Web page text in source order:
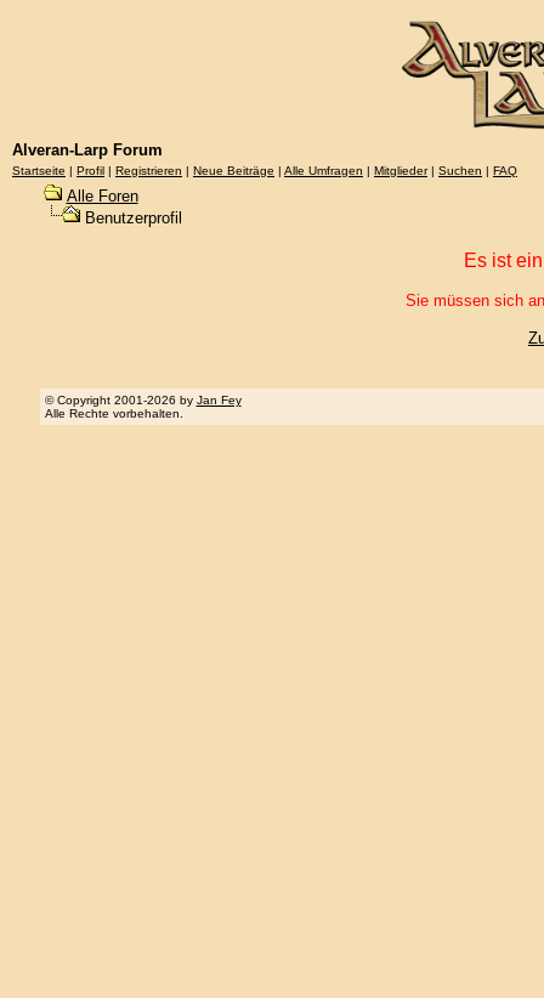
Alveran-Larp Forum
Startseite | Profil | Registrieren | Neue Beiträge | Alle Umfragen | Mitglieder| Suchen | FAQ
Alle Foren
Benutzerprofil
Es ist
Sie müssen sich
© Copyright 2001-2026 by Jan Fey
Alle Rechte vorbehalten.